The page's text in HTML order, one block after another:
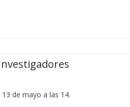
de mayo a las 14.